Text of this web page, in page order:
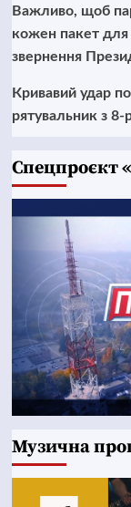
Важливо, щоб
кожен пакет
звернення
Кривавий удар
рятувальник з 8-
Cпецпроєкт
Музична